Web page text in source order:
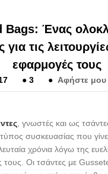
Bags: Ένας
τις
εφαρμογές τους
●3 ● Αφήστε
, γνωστές και ως
συσκευασίας που
χρόνια λόγω της
τους. Οι τσάντες με